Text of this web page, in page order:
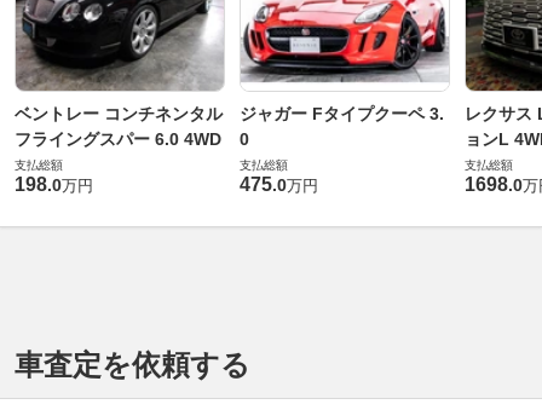
ベントレー コンチネンタル
フライングスパー 6.0 4WD
支払総額
198.0万円
ジャガー Fタイプクーペ 3.
0
支払総額
475.0万円
レクサス
ョンL
支払総額
1698.0万
車査定を依頼する